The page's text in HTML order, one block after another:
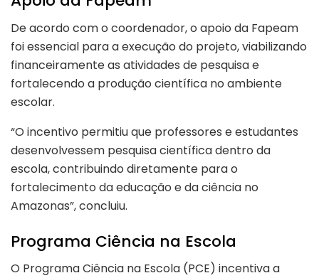
De acordo com o coordenador, o apoio da Fapeam
foi essencial para a execução do projeto, viabilizando
financeiramente as atividades de pesquisa e
fortalecendo a produção científica no ambiente
escolar.
“O incentivo permitiu que professores e estudantes
desenvolvessem pesquisa científica dentro da
escola, contribuindo diretamente para o
fortalecimento da educação e da ciência no
Amazonas”, concluiu.
Programa Ciência na Escola
O Programa Ciência na Escola (PCE) incentiva a